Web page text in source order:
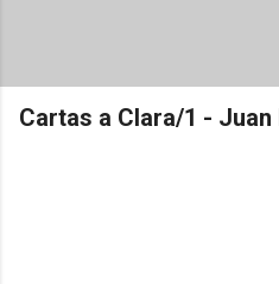
Cartas a Clara/1 - Juan